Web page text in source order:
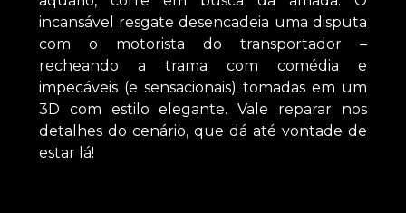
incansável resgate desencadeia uma disputa
com o motorista do transportador –
recheando a trama com comédia e
impecáveis (e sensacionais) tomadas em um
3D com estilo elegante. Vale reparar nos
detalhes do cenário, que dá até vontade de
estar lá!